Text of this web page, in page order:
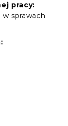
pracy:
sprawach